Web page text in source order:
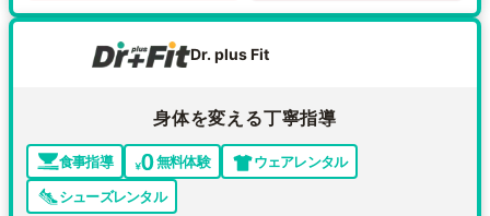
Dr. plus Fit
身体を変える丁寧指導
食事指導 無料体験
ウェアレンタル
シューズレンタル